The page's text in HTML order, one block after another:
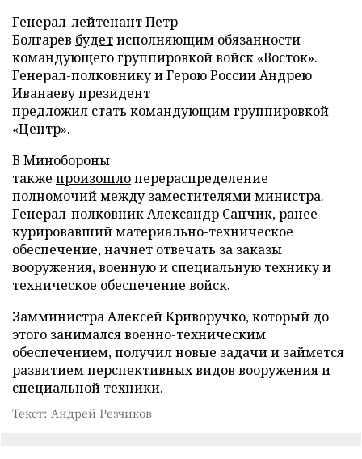
Генерал-лейтенант Петр
Болгарев будетисполняющим обязанности
командующего группировкой войск «Восток».
Генерал-полковнику и Герою России Андрею
Иванаеву президент
предложил стать командующим группировкой
«Центр».
В Минобороны
также произошлоперераспределение
полномочий между заместителями министра.
Генерал-полковник Александр Санчик, ранее
курировавший материально-техническое
обеспечение, начнет отвечать за заказы
вооружения, военную и специальную технику и
техническое обеспечение войск.
Замминистра Алексей Криворучко, который до
этого занимался военно-техническим
обеспечением, получил новые задачи и займется
развитием перспективных видов вооружения и
специальной техники.
Текст: Андрей Резчиков